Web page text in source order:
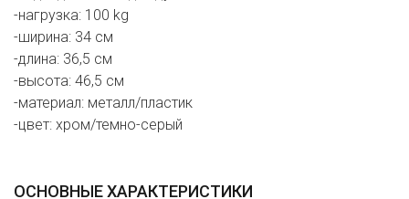
-нагрузка: 100 kg
-ширина: 34 см
-длина: 36,5 см
-высота: 46,5 см
-материал: металл/пластик
-цвет: хром/темно-серый
ОСНОВНЫЕ ХАРАКТЕРИСТИКИ